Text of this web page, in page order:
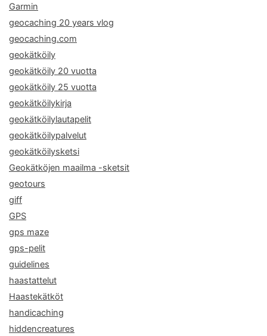
Garmin
geocaching 20 years vlog
geocaching.com
geokätköily
geokätköily 20 vuotta
geokätköily 25 vuotta
geokätköilykirja
geokätköilylautapelit
geokätköilypalvelut
geokätköilysketsi
Geokätköjen maailma -sketsit
geotours
giff
GPS
gps maze
gps-pelit
guidelines
haastattelut
Haastekätköt
handicaching
hiddencreatures